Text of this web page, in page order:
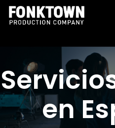
Skip
to
en